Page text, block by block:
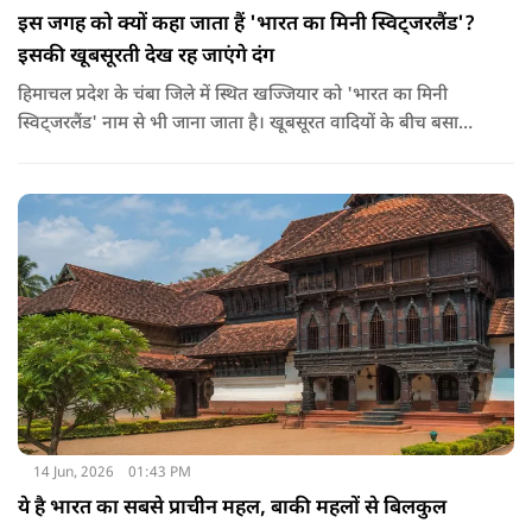
इस जगह को क्यों कहा जाता हैं 'भारत का मिनी स्विट्जरलैंड'?
इसकी खूबसूरती देख रह जाएंगे दंग
हिमाचल प्रदेश के चंबा जिले में स्थित खज्जियार को 'भारत का मिनी
स्विट्जरलैंड' नाम से भी जाना जाता है। खूबसूरत वादियों के बीच बसा
देवदार के जंगलों और खूबसूरत झील के लिए मशहूर है।
14 Jun, 2026 01:43 PM
ये है भारत का सबसे प्राचीन महल, बाकी महलों से बिलकुल